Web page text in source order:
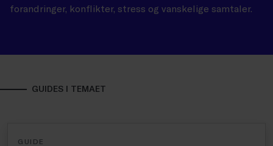
forandringer, konflikter, stress og vanskelige samtaler.
GUIDES I TEMAET
GUIDE